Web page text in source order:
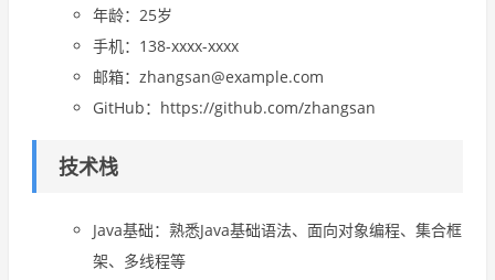
年龄：25岁
手机：138-xxxx-xxxx
邮箱：zhangsan@example.com
GitHub：https://github.com/zhangsan
技术栈
Java基础：熟悉Java基础语法、面向对象编程、集合框
架、多线程等